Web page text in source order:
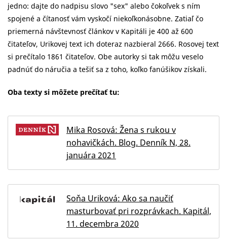
jedno: dajte do nadpisu slovo "sex" alebo čokoľvek s ním
spojené a čítanosť vám vyskočí niekoľkonásobne. Zatiaľ čo
priemerná návštevnosť článkov v Kapitáli je 400 až 600
čitateľov, Urikovej text ich doteraz nazbieral 2666. Rosovej text
si prečítalo 1861 čitateľov. Obe autorky si tak môžu veselo
padnúť do náručia a tešiť sa z toho, koľko fanúšikov získali.
Oba texty si môžete prečítať tu:
Mika Rosová: Žena s rukou v
nohavičkách. Blog. Denník N, 28.
januára 2021
Soňa Uriková: Ako sa naučiť
masturbovať pri rozprávkach. Kapitál,
11. decembra 2020